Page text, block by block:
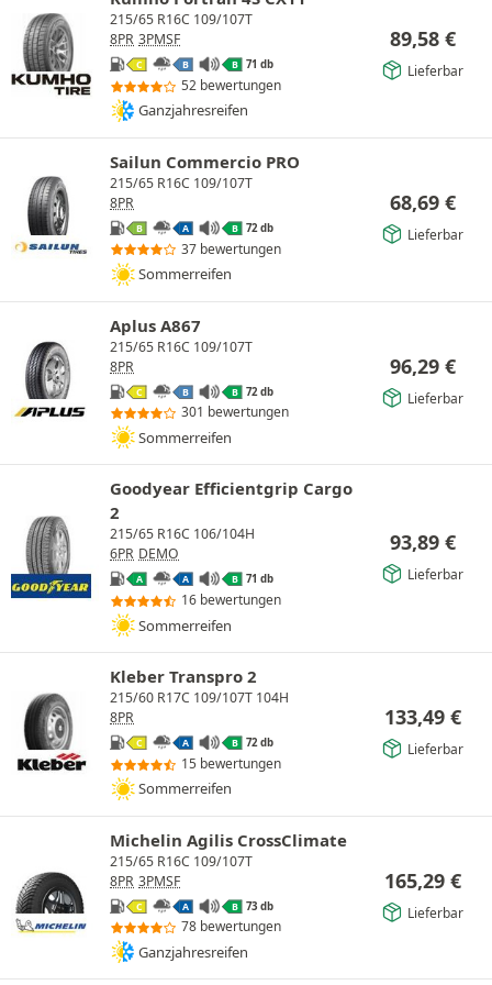
215/65 R16C 109/107T
8PR 3PMSF
C B B 71 db
52 bewertungen
Ganzjahresreifen
89,58 €
Lieferbar
Sailun Commercio PRO
215/65 R16C 109/107T
8PR
B A B 72 db
37 bewertungen
Sommerreifen
68,69 €
Lieferbar
Aplus A867
215/65 R16C 109/107T
8PR
C B B 72 db
301 bewertungen
Sommerreifen
96,29 €
Lieferbar
Goodyear Efficientgrip Cargo
2
215/65 R16C 106/104H
6PR DEMO
A A B 71 db
16 bewertungen
Sommerreifen
93,89 €
Lieferbar
Kleber Transpro 2
215/60 R17C 109/107T 104H
8PR
C A B 72 db
15 bewertungen
Sommerreifen
133,49 €
Lieferbar
Michelin Agilis CrossClimate
215/65 R16C 109/107T
8PR 3PMSF
C A B 73 db
78 bewertungen
Ganzjahresreifen
165,29 €
Lieferbar